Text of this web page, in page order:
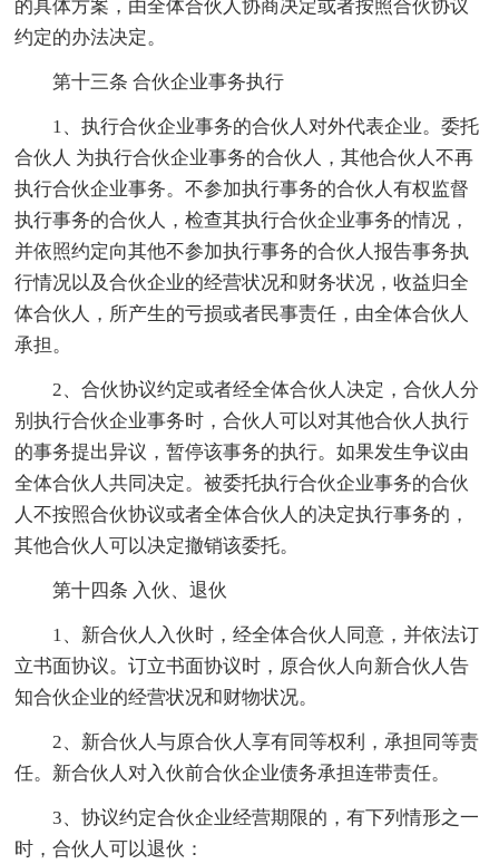
的具体方案，由全体合伙人协商决定或者按照合伙协议
约定的办法决定。
第十三条 合伙企业事务执行
1、执行合伙企业事务的合伙人对外代表企业。委托
合伙人 为执行合伙企业事务的合伙人，其他合伙人不再
执行合伙企业事务。不参加执行事务的合伙人有权监督
执行事务的合伙人，检查其执行合伙企业事务的情况，
并依照约定向其他不参加执行事务的合伙人报告事务执
行情况以及合伙企业的经营状况和财务状况，收益归全
体合伙人，所产生的亏损或者民事责任，由全体合伙人
承担。
2、合伙协议约定或者经全体合伙人决定，合伙人分
别执行合伙企业事务时，合伙人可以对其他合伙人执行
的事务提出异议，暂停该事务的执行。如果发生争议由
全体合伙人共同决定。被委托执行合伙企业事务的合伙
人不按照合伙协议或者全体合伙人的决定执行事务的，
其他合伙人可以决定撤销该委托。
第十四条 入伙、退伙
1、新合伙人入伙时，经全体合伙人同意，并依法订
立书面协议。订立书面协议时，原合伙人向新合伙人告
知合伙企业的经营状况和财物状况。
2、新合伙人与原合伙人享有同等权利，承担同等责
任。新合伙人对入伙前合伙企业债务承担连带责任。
3、协议约定合伙企业经营期限的，有下列情形之一
时，合伙人可以退伙：